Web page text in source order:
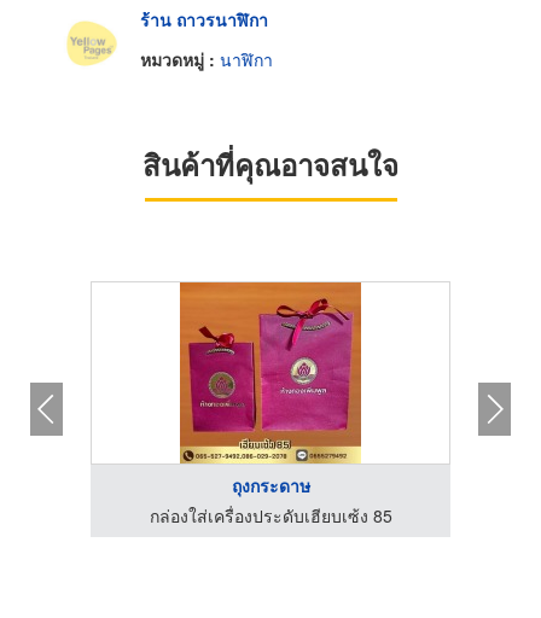
ร้าน ถาวรนาฬิกา
หมวดหมู่ : นาฬิกา
สินค้าที่คุณอาจสนใจ
ถุงกระดาษ
กล่องใส่เครื่องประดับเฮียบเซ้ง 85